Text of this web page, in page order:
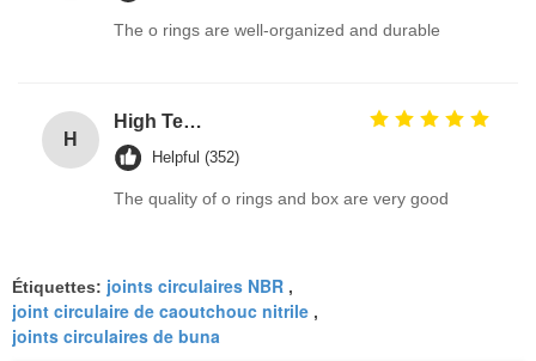
The o rings are well-organized and durable
H
High Temp Silicone Metric Custom O Ring Seals Assortment Kit High Durable oring kits Manufacturer
Helpful (352)
The quality of o rings and box are very good
Étiquettes: joints circulaires NBR ,
joint circulaire de caoutchouc nitrile ,
joints circulaires de buna